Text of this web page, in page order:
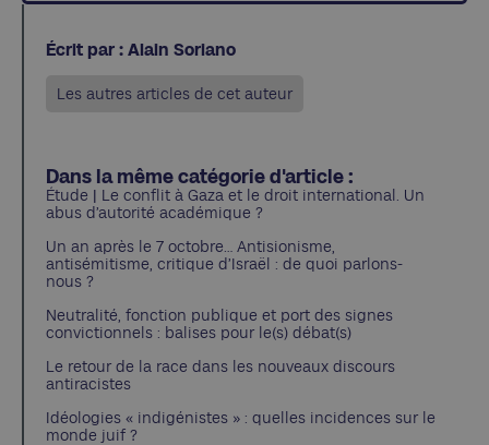
Écrit par : Alain Soriano
Les autres articles de cet auteur
Dans la même catégorie d'article :
Étude | Le conflit à Gaza et le droit international. Un
abus d’autorité académique ?
Un an après le 7 octobre… Antisionisme,
antisémitisme, critique d’Israël : de quoi parlons-
nous ?
Neutralité, fonction publique et port des signes
convictionnels : balises pour le(s) débat(s)
Le retour de la race dans les nouveaux discours
antiracistes
Idéologies « indigénistes » : quelles incidences sur le
monde juif ?